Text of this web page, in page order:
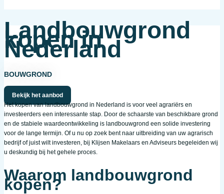
Landbouwgrond
kopen in
Nederland
BOUWGROND
Bekijk het aanbod
Het kopen van landbouwgrond in Nederland is voor veel agrariërs en
investeerders een interessante stap. Door de schaarste van beschikbare grond
en de stabiele waardeontwikkeling is landbouwgrond een solide investering
voor de lange termijn. Of u nu op zoek bent naar uitbreiding van uw agrarisch
bedrijf of juist wilt investeren, bij Klijsen Makelaars en Adviseurs begeleiden wij
u deskundig bij het gehele proces.
Waarom landbouwgrond
kopen?